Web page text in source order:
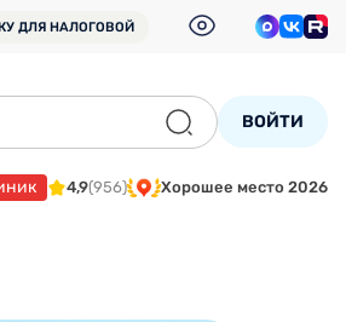
ДЛЯ НАЛОГОВОЙ
ВОЙТИ
4,9(956) Хорошее место 2026